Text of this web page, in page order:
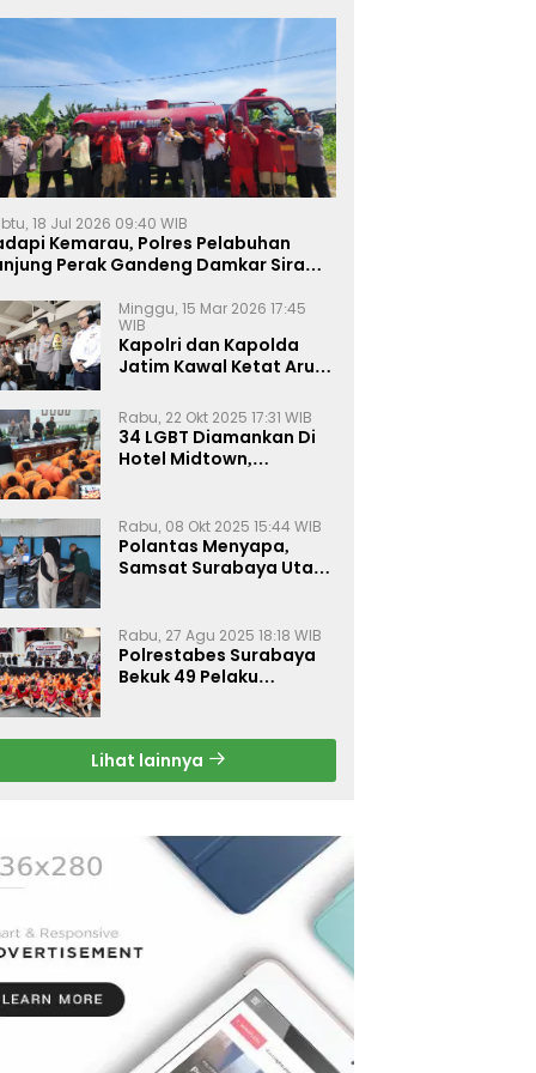
18 Jul 2026 09:40 WIB
Kemarau, Polres Pelabuhan
Perak Gandeng Damkar Siram
Minggu, 15 Mar 2026 17:45
WIB
Kapolri dan Kapolda
Jatim Kawal Ketat Arus
Rabu, 22 Okt 2025 17:31 WIB
34 LGBT Diamankan Di
Hotel Midtown,
Rabu, 08 Okt 2025 15:44 WIB
Polantas Menyapa,
Samsat Surabaya Utara
Rabu, 27 Agu 2025 18:18 WIB
Polrestabes Surabaya
Bekuk 49 Pelaku
Gratis
Lihat lainnya